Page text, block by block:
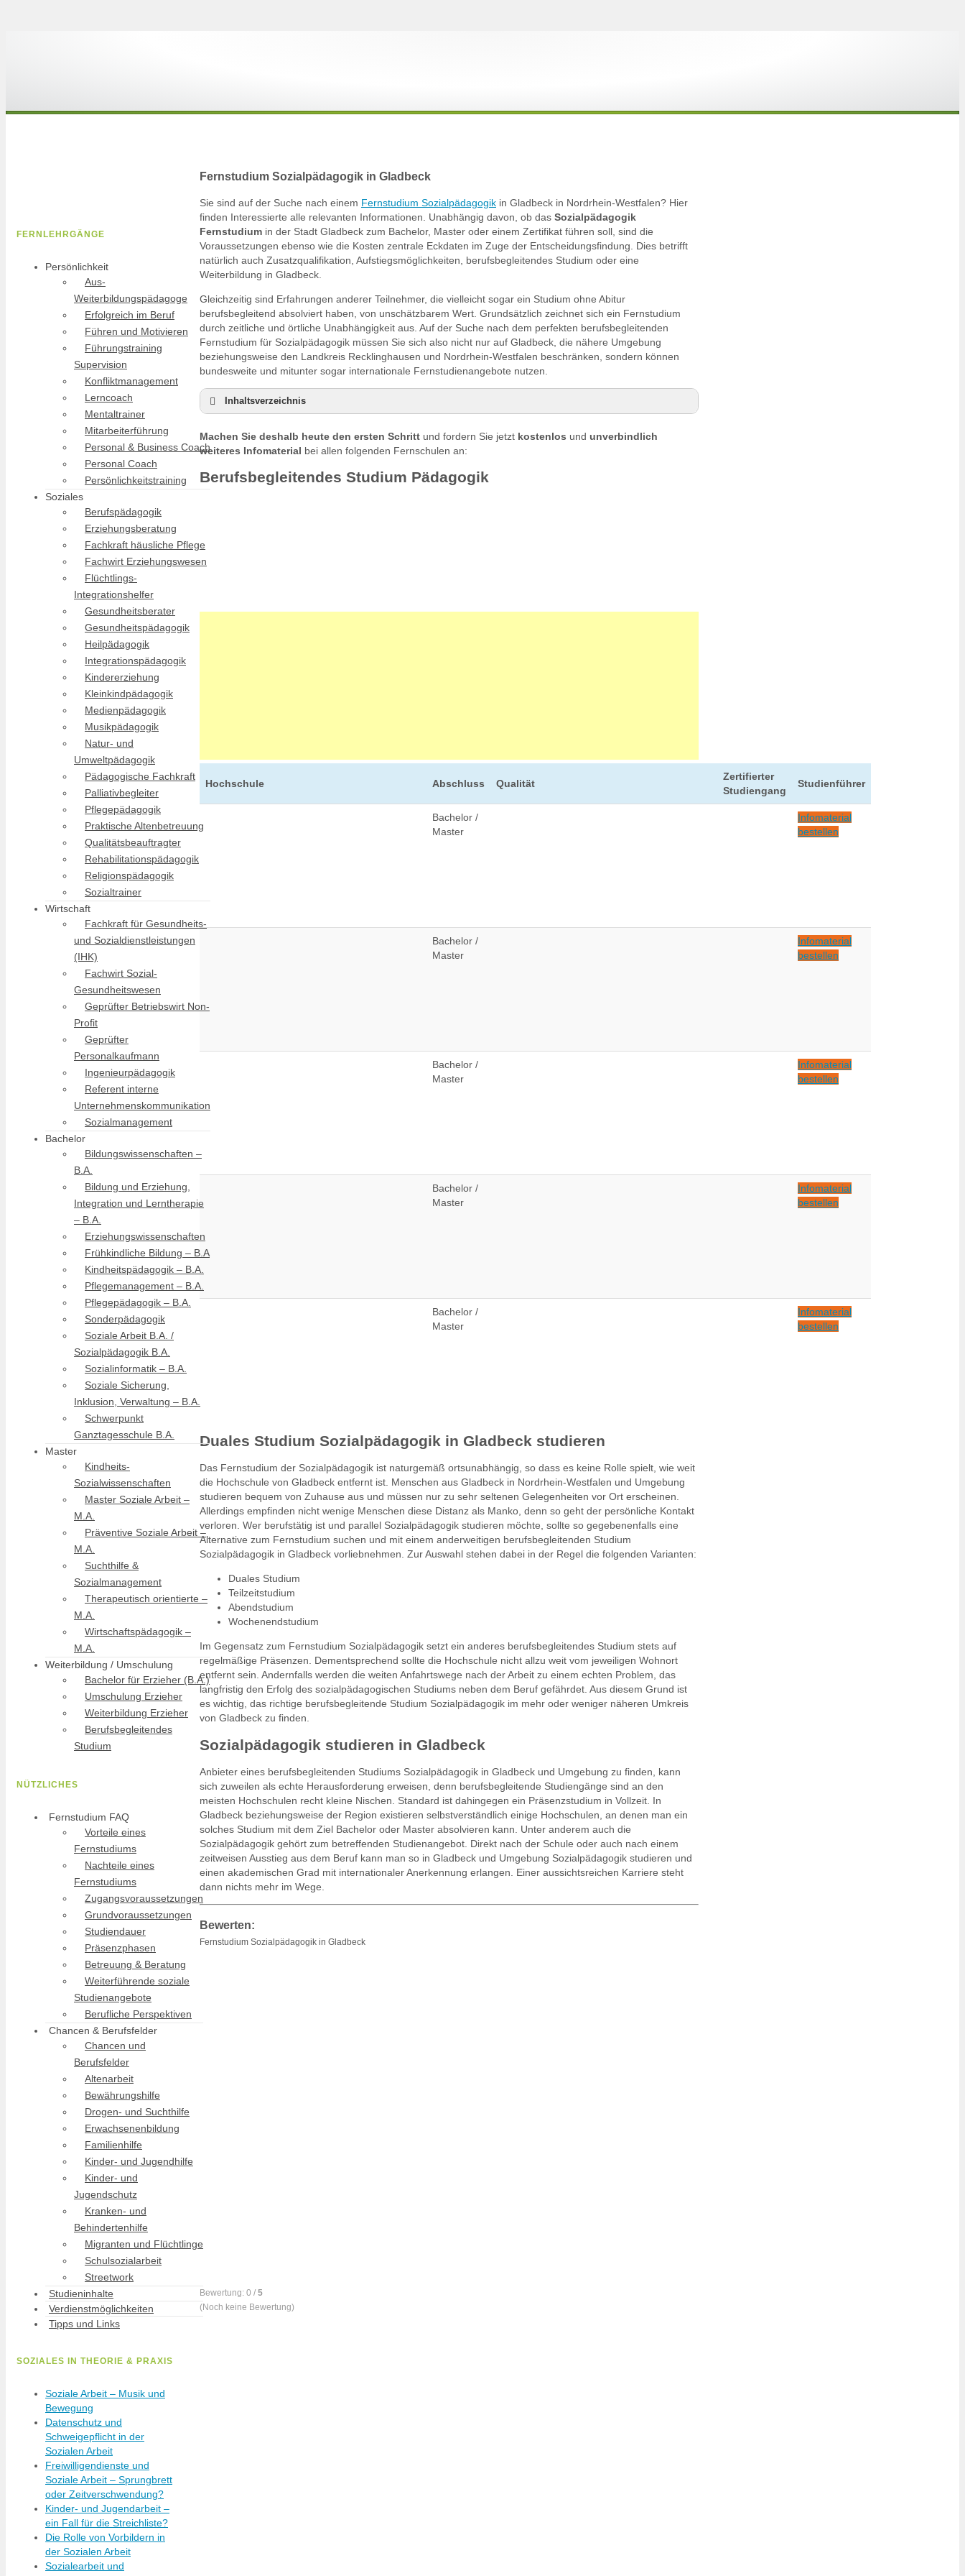
Fernstudium Sozialpädagogik in Gladbeck
Sie sind auf der Suche nach einem Fernstudium Sozialpädagogik in Gladbeck in Nordrhein-Westfalen? Hier
finden Interessierte alle relevanten Informationen. Unabhängig davon, ob das Sozialpädagogik
Fernstudium in der Stadt Gladbeck zum Bachelor, Master oder einem Zertifikat führen soll, sind die
Voraussetzungen ebenso wie die Kosten zentrale Eckdaten im Zuge der Entscheidungsfindung. Dies betrifft
natürlich auch Zusatzqualifikation, Aufstiegsmöglichkeiten, berufsbegleitendes Studium oder eine
Weiterbildung in Gladbeck.
Gleichzeitig sind Erfahrungen anderer Teilnehmer, die vielleicht sogar ein Studium ohne Abitur
berufsbegleitend absolviert haben, von unschätzbarem Wert. Grundsätzlich zeichnet sich ein Fernstudium
durch zeitliche und örtliche Unabhängigkeit aus. Auf der Suche nach dem perfekten berufsbegleitenden
Fernstudium für Sozialpädagogik müssen Sie sich also nicht nur auf Gladbeck, die nähere Umgebung
beziehungsweise den Landkreis Recklinghausen und Nordrhein-Westfalen beschränken, sondern können
bundesweite und mitunter sogar internationale Fernstudienangebote nutzen.
Inhaltsverzeichnis
Duales Studium Sozialpädagogik in Gladbeck studieren
Sozialpädagogik studieren in Gladbeck
Machen Sie deshalb heute den ersten Schritt und fordern Sie jetzt kostenlos und unverbindlich
weiteres Infomaterial bei allen folgenden Fernschulen an:
Berufsbegleitendes Studium Pädagogik
Hochschule Abschluss Qualität
Zertifierter
Studiengang
Studienführer
Bachelor /
Master
Infomaterial
bestellen
Bachelor /
Master
Infomaterial
bestellen
Bachelor /
Master
Infomaterial
bestellen
Bachelor /
Master
Infomaterial
bestellen
Bachelor /
Master
Infomaterial
bestellen
Duales Studium Sozialpädagogik in Gladbeck studieren
Das Fernstudium der Sozialpädagogik ist naturgemäß ortsunabhängig, so dass es keine Rolle spielt, wie weit
die Hochschule von Gladbeck entfernt ist. Menschen aus Gladbeck in Nordrhein-Westfalen und Umgebung
studieren bequem von Zuhause aus und müssen nur zu sehr seltenen Gelegenheiten vor Ort erscheinen.
Allerdings empfinden nicht wenige Menschen diese Distanz als Manko, denn so geht der persönliche Kontakt
verloren. Wer berufstätig ist und parallel Sozialpädagogik studieren möchte, sollte so gegebenenfalls eine
Alternative zum Fernstudium suchen und mit einem anderweitigen berufsbegleitenden Studium
Sozialpädagogik in Gladbeck vorliebnehmen. Zur Auswahl stehen dabei in der Regel die folgenden Varianten:
Duales Studium
Teilzeitstudium
Abendstudium
Wochenendstudium
Im Gegensatz zum Fernstudium Sozialpädagogik setzt ein anderes berufsbegleitendes Studium stets auf
regelmäßige Präsenzen. Dementsprechend sollte die Hochschule nicht allzu weit vom jeweiligen Wohnort
entfernt sein. Andernfalls werden die weiten Anfahrtswege nach der Arbeit zu einem echten Problem, das
langfristig den Erfolg des sozialpädagogischen Studiums neben dem Beruf gefährdet. Aus diesem Grund ist
es wichtig, das richtige berufsbegleitende Studium Sozialpädagogik im mehr oder weniger näheren Umkreis
von Gladbeck zu finden.
Sozialpädagogik studieren in Gladbeck
Anbieter eines berufsbegleitenden Studiums Sozialpädagogik in Gladbeck und Umgebung zu finden, kann
sich zuweilen als echte Herausforderung erweisen, denn berufsbegleitende Studiengänge sind an den
meisten Hochschulen recht kleine Nischen. Standard ist dahingegen ein Präsenzstudium in Vollzeit. In
Gladbeck beziehungsweise der Region existieren selbstverständlich einige Hochschulen, an denen man ein
solches Studium mit dem Ziel Bachelor oder Master absolvieren kann. Unter anderem auch die
Sozialpädagogik gehört zum betreffenden Studienangebot. Direkt nach der Schule oder auch nach einem
zeitweisen Ausstieg aus dem Beruf kann man so in Gladbeck und Umgebung Sozialpädagogik studieren und
einen akademischen Grad mit internationaler Anerkennung erlangen. Einer aussichtsreichen Karriere steht
dann nichts mehr im Wege.
Bewerten:
Fernstudium Sozialpädagogik in Gladbeck
Bewertung: 0 / 5
(Noch keine Bewertung)
FERNLEHRGÄNGE
Persönlichkeit
Aus-
Weiterbildungspädagoge
Erfolgreich im Beruf
Führen und Motivieren
Führungstraining
Supervision
Konfliktmanagement
Lerncoach
Mentaltrainer
Mitarbeiterführung
Personal & Business Coach
Personal Coach
Persönlichkeitstraining
Soziales
Berufspädagogik
Erziehungsberatung
Fachkraft häusliche Pflege
Fachwirt Erziehungswesen
Flüchtlings-
Integrationshelfer
Gesundheitsberater
Gesundheitspädagogik
Heilpädagogik
Integrationspädagogik
Kindererziehung
Kleinkindpädagogik
Medienpädagogik
Musikpädagogik
Natur- und
Umweltpädagogik
Pädagogische Fachkraft
Palliativbegleiter
Pflegepädagogik
Praktische Altenbetreuung
Qualitätsbeauftragter
Rehabilitationspädagogik
Religionspädagogik
Sozialtrainer
Wirtschaft
Fachkraft für Gesundheits-
und Sozialdienstleistungen
(IHK)
Fachwirt Sozial-
Gesundheitswesen
Geprüfter Betriebswirt Non-
Profit
Geprüfter
Personalkaufmann
Ingenieurpädagogik
Referent interne
Unternehmenskommunikation
Sozialmanagement
Bachelor
Bildungswissenschaften –
B.A.
Bildung und Erziehung,
Integration und Lerntherapie
– B.A.
Erziehungswissenschaften
Frühkindliche Bildung – B.A
Kindheitspädagogik – B.A.
Pflegemanagement – B.A.
Pflegepädagogik – B.A.
Sonderpädagogik
Soziale Arbeit B.A. /
Sozialpädagogik B.A.
Sozialinformatik – B.A.
Soziale Sicherung,
Inklusion, Verwaltung – B.A.
Schwerpunkt
Ganztagesschule B.A.
Master
Kindheits-
Sozialwissenschaften
Master Soziale Arbeit –
M.A.
Präventive Soziale Arbeit –
M.A.
Suchthilfe &
Sozialmanagement
Therapeutisch orientierte –
M.A.
Wirtschaftspädagogik –
M.A.
Weiterbildung / Umschulung
Bachelor für Erzieher (B.A.)
Umschulung Erzieher
Weiterbildung Erzieher
Berufsbegleitendes
Studium
NÜTZLICHES
Fernstudium FAQ
Vorteile eines
Fernstudiums
Nachteile eines
Fernstudiums
Zugangsvoraussetzungen
Grundvoraussetzungen
Studiendauer
Präsenzphasen
Betreuung & Beratung
Weiterführende soziale
Studienangebote
Berufliche Perspektiven
Chancen & Berufsfelder
Chancen und
Berufsfelder
Altenarbeit
Bewährungshilfe
Drogen- und Suchthilfe
Erwachsenenbildung
Familienhilfe
Kinder- und Jugendhilfe
Kinder- und
Jugendschutz
Kranken- und
Behindertenhilfe
Migranten und Flüchtlinge
Schulsozialarbeit
Streetwork
Studieninhalte
Verdienstmöglichkeiten
Tipps und Links
SOZIALES IN THEORIE & PRAXIS
Soziale Arbeit – Musik und
Bewegung
Datenschutz und
Schweigepflicht in der
Sozialen Arbeit
Freiwilligendienste und
Soziale Arbeit – Sprungbrett
oder Zeitverschwendung?
Kinder- und Jugendarbeit –
ein Fall für die Streichliste?
Die Rolle von Vorbildern in
der Sozialen Arbeit
Sozialearbeit und